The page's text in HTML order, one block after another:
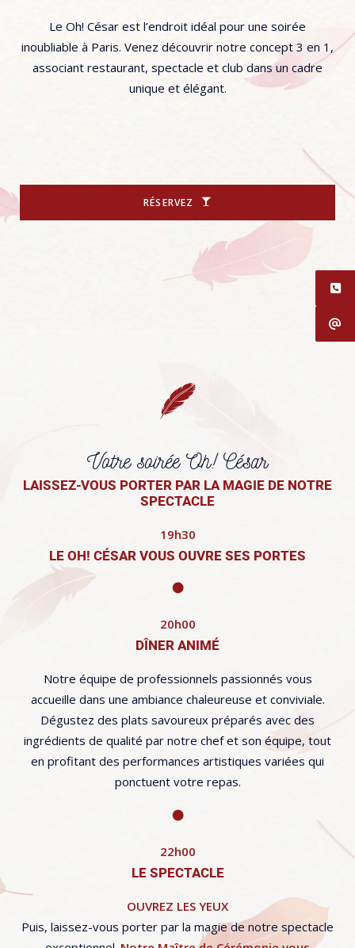
Le Oh! César est l’endroit idéal pour une soirée
inoubliable à Paris. Venez découvrir notre concept 3 en 1,
associant restaurant, spectacle et club dans un cadre
unique et élégant.
RÉSERVEZ
Votre soirée Oh! César
LAISSEZ-VOUS PORTER PAR LA MAGIE DE NOTRE
SPECTACLE
19h30
LE OH! CÉSAR VOUS OUVRE SES PORTES
20h00
DÎNER ANIMÉ
Notre équipe de professionnels passionnés vous
accueille dans une ambiance chaleureuse et conviviale.
Dégustez des plats savoureux préparés avec des
ingrédients de qualité par notre chef et son équipe, tout
en profitant des performances artistiques variées qui
ponctuent votre repas.
22h00
LE SPECTACLE
OUVREZ LES YEUX
Puis, laissez-vous porter par la magie de notre spectacle